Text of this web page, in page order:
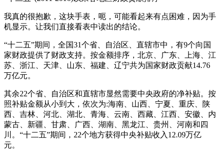
我真的很抱歉，这块手表，呃，可能看起来有点困难，因为手
机显示。让我们直接看表中读出的结论。
“十二五”期间，全国31个省、自治区、直辖市中，有9个向国
家财政提供了财政支持。按金额排序，北京、广东、上海、江
苏、浙江、天津、山东、福建、辽宁共为国家财政贡献14.76
万亿元。
其余22个省、自治区和直辖市显然需要中央政府的净补贴。按
照补贴金额从小到大，依次为:海南、山西、宁夏、重庆、陕
西、吉林、河北、湖北、青海、云南、西藏、江西、安徽、内
蒙古、新疆、甘肃、广西、湖南、黑龙江、贵州、河南和四
川。“十二五”期间，22个地方获得中央补贴收入12.09万亿
元。